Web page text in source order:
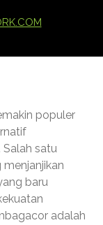
populer
Salah satu
baru
adalah